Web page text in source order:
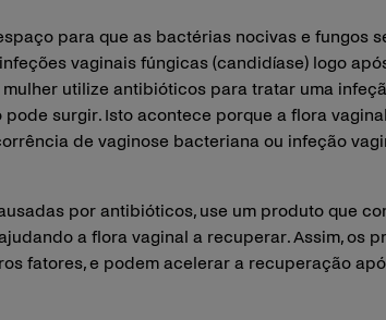
para que as bactérias nocivas e fungos
vaginais fúngicas (candidíase) logo
utilize antibióticos para tratar uma
surgir. Isto acontece porque a flora
de vaginose bacteriana ou infeção
por antibióticos, use um produto que
a flora vaginal a recuperar. Assim, os
fatores, e podem acelerar a recuperação